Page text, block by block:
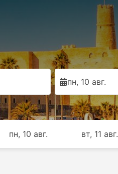
пн, 10 авг.
пн, 10 авг. вт, 11 авг.